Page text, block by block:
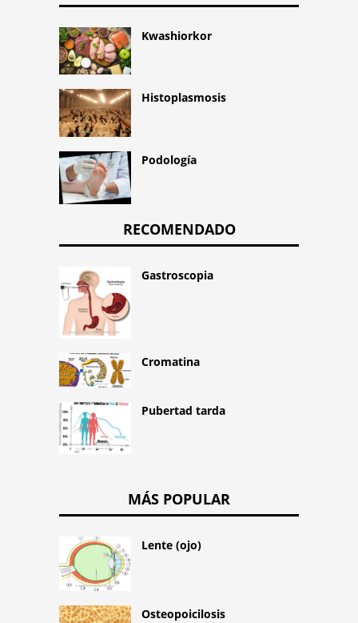
Kwashiorkor
Histoplasmosis
Podología
RECOMENDADO
Gastroscopia
Cromatina
Pubertad tarda
MÁS POPULAR
Lente (ojo)
Osteopoicilosis